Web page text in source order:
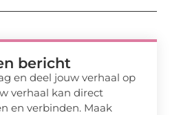
bericht
en deel jouw verhaal op
verhaal kan direct
en verbinden. Maak